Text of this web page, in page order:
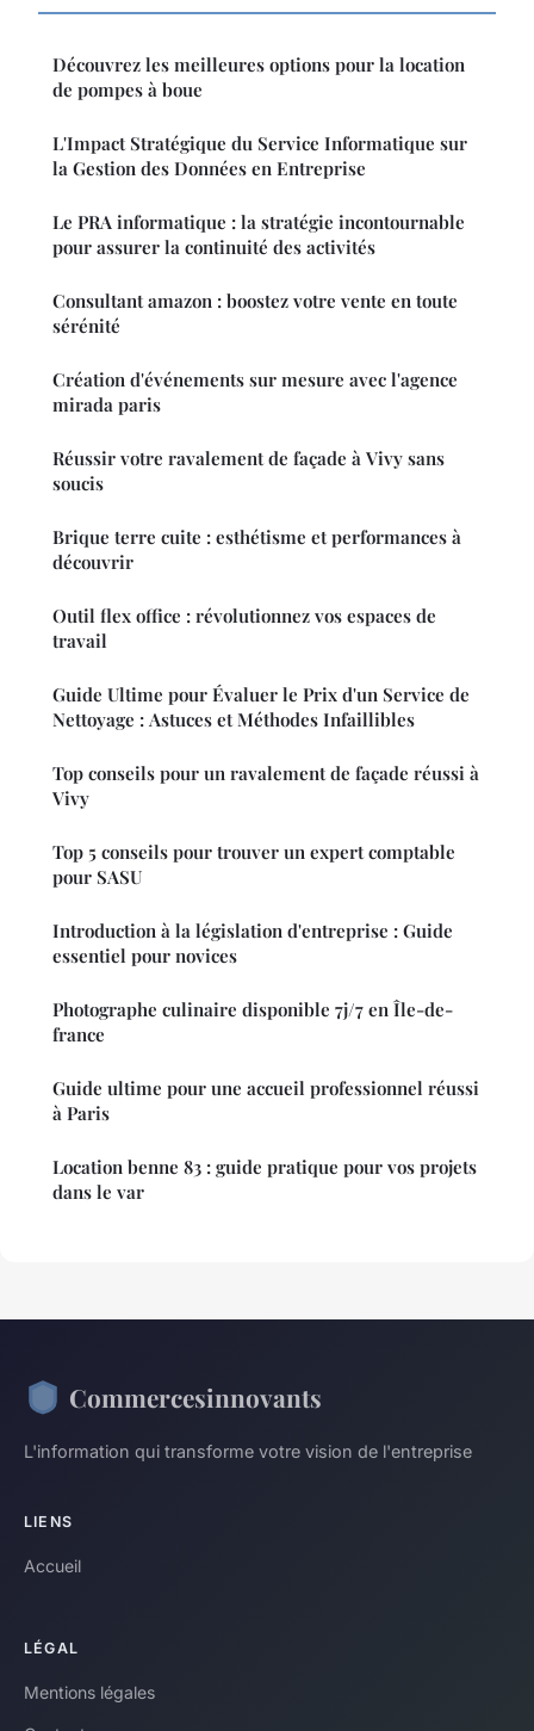
Découvrez les meilleures options pour la location
de pompes à boue
L'Impact Stratégique du Service Informatique sur
la Gestion des Données en Entreprise
Le PRA informatique : la stratégie incontournable
pour assurer la continuité des activités
Consultant amazon : boostez votre vente en toute
sérénité
Création d'événements sur mesure avec l'agence
mirada paris
Réussir votre ravalement de façade à Vivy sans
soucis
Brique terre cuite : esthétisme et performances à
découvrir
Outil flex office : révolutionnez vos espaces de
travail
Guide Ultime pour Évaluer le Prix d'un Service de
Nettoyage : Astuces et Méthodes Infaillibles
Top conseils pour un ravalement de façade réussi à
Vivy
Top 5 conseils pour trouver un expert comptable
pour SASU
Introduction à la législation d'entreprise : Guide
essentiel pour novices
Photographe culinaire disponible 7j/7 en Île-de-
france
Guide ultime pour une accueil professionnel réussi
à Paris
Location benne 83 : guide pratique pour vos projets
dans le var
Commercesinnovants
L'information qui transforme votre vision de l'entreprise
LIENS
Accueil
LÉGAL
Mentions légales